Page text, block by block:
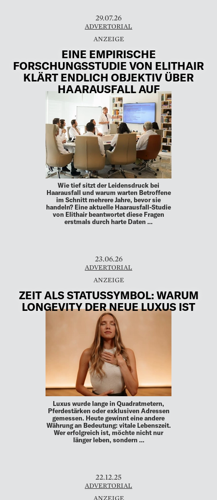
29.07.26
ADVERTORIAL
EINE EMPIRISCHE
FORSCHUNGSSTUDIE VON ELITHAIR
KLÄRT ENDLICH OBJEKTIV ÜBER
HAARAUSFALL AUF
Wie tief sitzt der Leidensdruck bei
Haarausfall und warum warten Betroffene
im Schnitt mehrere Jahre, bevor sie
handeln? Eine aktuelle Haarausfall-Studie
von Elithair beantwortet diese Fragen
erstmals durch harte Daten …
23.06.26
ADVERTORIAL
ZEIT ALS STATUSSYMBOL: WARUM
LONGEVITY DER NEUE LUXUS IST
Luxus wurde lange in Quadratmetern,
Pferdestärken oder exklusiven Adressen
gemessen. Heute gewinnt eine andere
Währung an Bedeutung: vitale Lebenszeit.
Wer erfolgreich ist, möchte nicht nur
länger leben, sondern …
22.12.25
ADVERTORIAL